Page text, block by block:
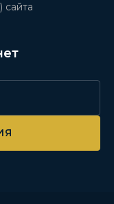
сайта